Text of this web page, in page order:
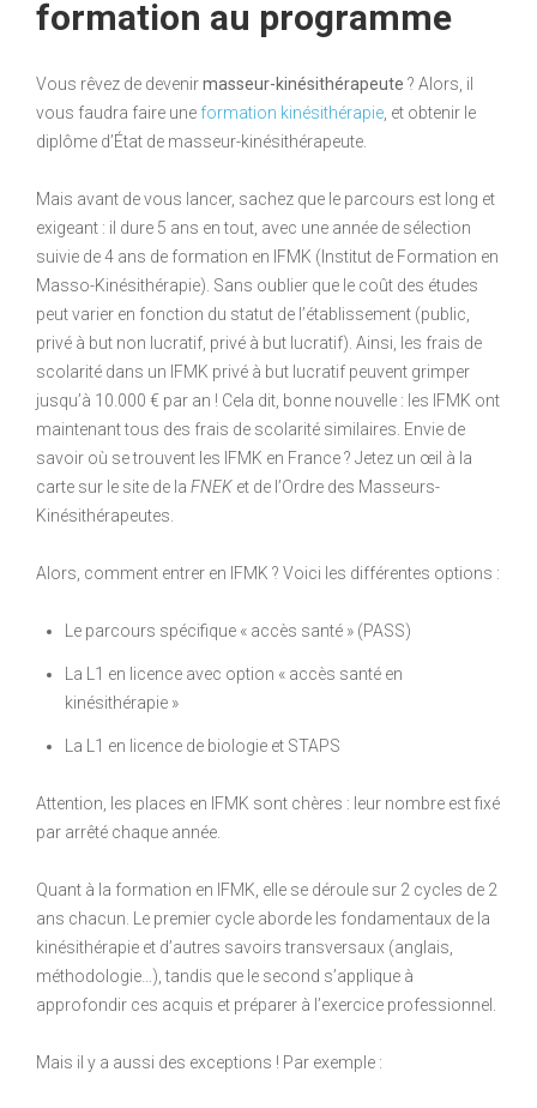
formation au programme
Vous rêvez de devenirmasseur-kinésithérapeute ? Alors, il
vous faudra faire une formation kinésithérapie , et obtenir le
diplôme d’État de masseur-kinésithérapeute.
Mais avant de vous lancer, sachez que le parcours est long et
exigeant : il dure 5 ans en tout, avec une année de sélection
suivie de 4 ans de formation en IFMK (Institut de Formation en
Masso-Kinésithérapie). Sans oublier que le coût des études
peut varier en fonction du statut de l’établissement (public,
privé à but non lucratif, privé à but lucratif). Ainsi, les frais de
scolarité dans un IFMK privé à but lucratif peuvent grimper
jusqu’à 10.000 € par an ! Cela dit, bonne nouvelle : les IFMK ont
maintenant tous des frais de scolarité similaires. Envie de
savoir où se trouvent les IFMK en France ? Jetez un œil à la
carte sur le site de la FNEK et de l’Ordre des Masseurs-
Kinésithérapeutes.
Alors, comment entrer en IFMK ? Voici les différentes options :
Le parcours spécifique « accès santé » (PASS)
La L1 en licence avec option « accès santé en
kinésithérapie »
La L1 en licence de biologie et STAPS
Attention, les places en IFMK sont chères : leur nombre est fixé
par arrêté chaque année.
Quant à la formation en IFMK, elle se déroule sur 2 cycles de 2
ans chacun. Le premier cycle aborde les fondamentaux de la
kinésithérapie et d’autres savoirs transversaux (anglais,
méthodologie…), tandis que le second s’applique à
approfondir ces acquis et préparer à l’exercice professionnel.
Mais il y a aussi des exceptions ! Par exemple :